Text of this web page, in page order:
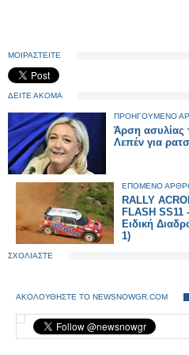
ΜΟΙΡΑΣΤΕΙΤΕ
ΔΕΙΤΕ ΑΚΟΜΑ
ΠΡΟΗΓΟΥΜΕΝΟ
Άρση ασυλίας
Λεπέν για
ΕΠΟΜΕΝΟ
RALLY
FLASH SS11
Eιδική
1)
ΣΧΟΛΙΑΣΤΕ
ΑΚΟΛΟΥΘΗΣΤΕ ΤΟ NEWSNOWGR.COM